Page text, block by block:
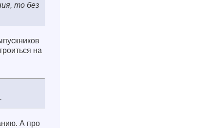
то без
на
А про